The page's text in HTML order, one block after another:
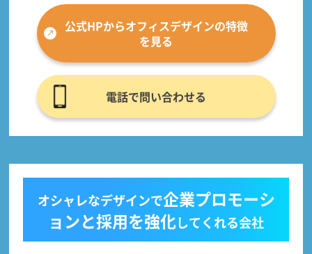
公式HPからオフィスデザインの特徴
を見る
電話で問い合わせる
オシャレなデザインで企業プロモーシ
ョンと採用を強化してくれる会社